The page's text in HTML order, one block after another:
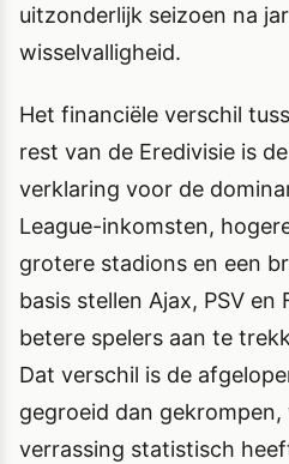
uitzonderlijk seizoen na
wisselvalligheid.
Het financiële verschil
rest van de Eredivisie is
verklaring voor de
League-inkomsten,
grotere stadions en een
basis stellen Ajax, PSV
betere spelers aan te
Dat verschil is de
gegroeid dan
verrassing statistisch